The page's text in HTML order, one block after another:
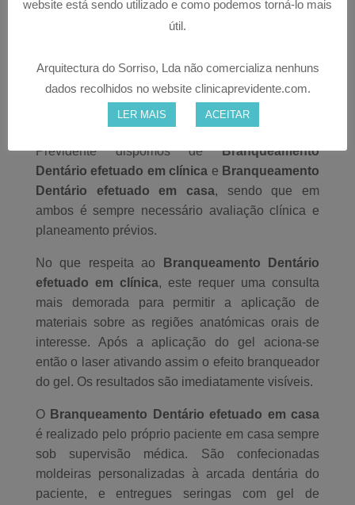
refrigerantes e vinho tinto.
EM CASA
Branqueamento dentário é um tratamento que visa
cumprir exigências estéticas no que respeita à
tonalidade dentária. Nas Clínicas Dentárias
Previdente dispomos deBranqueamento
Dentário efetuado em clínica e Branqueamento
Dentário efetuado em casa, sendo que em
ambos é sempre necessário avaliação clínica e
planeamento prévios.
No que respeita ao
Branqueamento Dentário
efetuado em clínica, este requer uma consulta
mais demorada para permitir a aplicação de
materiais sobre as regiões anatómicas orais de
interesse. Após a aplicação do gel aciona-se
então o laser ativando assim o efeito branqueador
do gel. Os resultados são imediatamente visíveis.
O Branqueamento Dentário efetuado em casa
é realizado pelo próprio paciente em casa sempre
sob supervisão médica. São confecionadas
moldeiras personalizadas à arcada dentária do
paciente, e entregues seringas com gel de
website está sendo utilizado e como podemos torná-lo mais
útil.
Arquitectura do Sorriso, Lda não comercializa nenhuns
dados recolhidos no website clinicaprevidente.com.
LER MAIS ACEITAR